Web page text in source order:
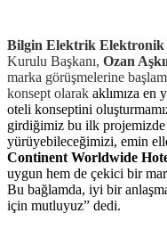
Bilgin Elektrik Elektronik
Kurulu Başkanı, Ozan
marka görüşmelerine
konsept olarak aklımıza en
oteli konseptini
girdiğimiz bu ilk
yürüyebileceğimizi, emin
Continent Worldwide
uygun hem de çekici bir
Bu bağlamda, iyi bir
için mutluyuz” dedi.